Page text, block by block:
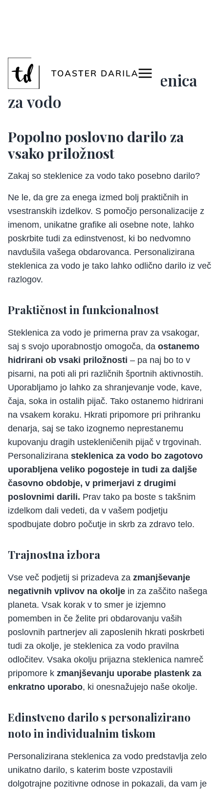
Personalizirana steklenica
za vodo
Popolno poslovno darilo za
vsako priložnost
Zakaj so steklenice za vodo tako posebno darilo?
Ne le, da gre za enega izmed bolj praktičnih in
vsestranskih izdelkov. S pomočjo personalizacije z
imenom, unikatne grafike ali osebne note, lahko
poskrbite tudi za edinstvenost, ki bo nedvomno
navdušila vašega obdarovanca. Personalizirana
steklenica za vodo je tako lahko odlično darilo iz več
razlogov.
Praktičnost in funkcionalnost
Steklenica za vodo je primerna prav za vsakogar,
saj s svojo uporabnostjo omogoča, da ostanemo
hidrirani ob vsaki priložnosti – pa naj bo to v
pisarni, na poti ali pri različnih športnih aktivnostih.
Uporabljamo jo lahko za shranjevanje vode, kave,
čaja, soka in ostalih pijač. Tako ostanemo hidrirani
na vsakem koraku. Hkrati pripomore pri prihranku
denarja, saj se tako izognemo neprestanemu
kupovanju dragih ustekleničenih pijač v trgovinah.
Personalizirana steklenica za vodo bo zagotovo
uporabljena veliko pogosteje in tudi za daljše
časovno obdobje, v primerjavi z drugimi
poslovnimi darili. Prav tako pa boste s takšnim
izdelkom dali vedeti, da v vašem podjetju
spodbujate dobro počutje in skrb za zdravo telo.
Trajnostna izbora
Vse več podjetij si prizadeva za zmanjševanje
negativnih vplivov na okolje in za zaščito našega
planeta. Vsak korak v to smer je izjemno
pomemben in če želite pri obdarovanju vaših
poslovnih partnerjev ali zaposlenih hkrati poskrbeti
tudi za okolje, je steklenica za vodo pravilna
odločitev. Vsaka okolju prijazna steklenica namreč
pripomore k zmanjševanju uporabe plastenk za
enkratno uporabo, ki onesnažujejo naše okolje.
Edinstveno darilo s personalizirano
noto in individualnim tiskom
Personalizirana steklenica za vodo predstavlja zelo
unikatno darilo, s katerim boste vzpostavili
dolgotrajne pozitivne odnose in pokazali, da vam je